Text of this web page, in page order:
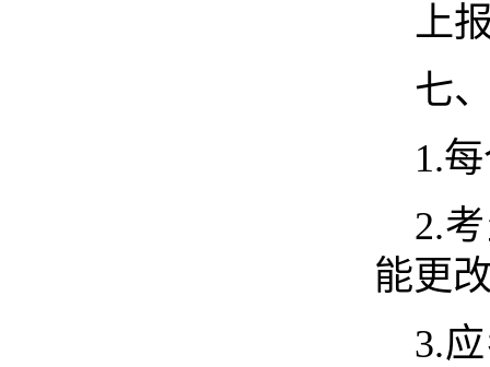
上
七
1.
2.
能更
3.